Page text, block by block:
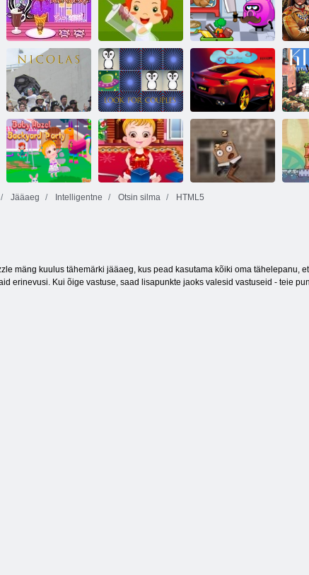
Monster kõrge
Ice Cream alates
Frankie Stein
Meet My
Valentine
Rumal viisi Die:
erinevused
Nicolas Otsige paarid
Ferrari varjatud
tähed
Jääaeg Intelligentne Otsin silma HTML5
mäng kuulus tähemärki jääaeg, kus pead kasutama kõiki oma tähelepanu,
erinevusi. Kui õige vastuse, saad lisapunkte jaoks valesid vastuseid - teie